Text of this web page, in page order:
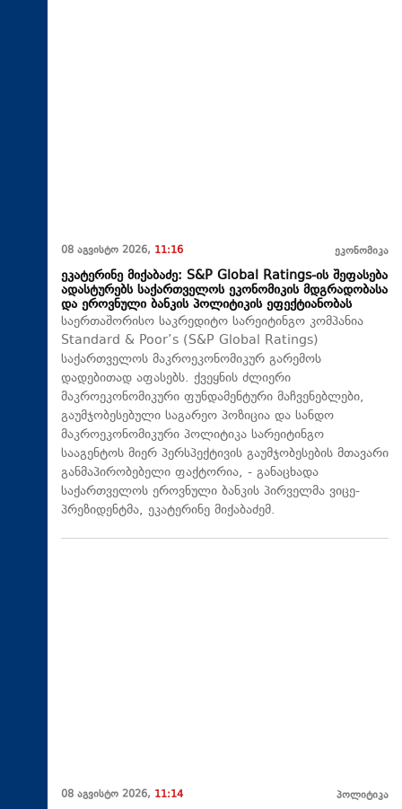
08 აგვისტო 2026, 11:16 ეკონომიკა
ეკატერინე მიქაბაძე: S&P Global Ratings-ის შეფასება
ადასტურებს საქართველოს ეკონომიკის მდგრადობასა
და ეროვნული ბანკის პოლიტიკის ეფექტიანობას
საერთაშორისო საკრედიტო სარეიტინგო კომპანია
Standard & Poor’s (S&P Global Ratings)
საქართველოს მაკროეკონომიკურ გარემოს
დადებითად აფასებს. ქვეყნის ძლიერი
მაკროეკონომიკური ფუნდამენტური მაჩვენებლები,
გაუმჯობესებული საგარეო პოზიცია და სანდო
მაკროეკონომიკური პოლიტიკა სარეიტინგო
სააგენტოს მიერ პერსპექტივის გაუმჯობესების მთავარი
განმაპირობებელი ფაქტორია, - განაცხადა
საქართველოს ეროვნული ბანკის პირველმა ვიცე-
პრეზიდენტმა, ეკატერინე მიქაბაძემ.
08 აგვისტო 2026, 11:14 პოლიტიკა